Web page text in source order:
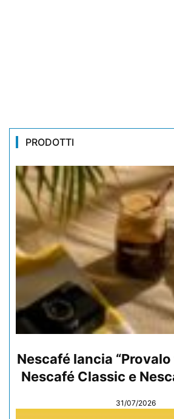
PRODOTTI
Nescafé lancia
Nescafé Classic e
31/07/2026